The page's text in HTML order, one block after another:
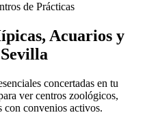
de Prácticas
Acuarios y
concertadas en tu
ver centros zoológicos,
con convenios activos.